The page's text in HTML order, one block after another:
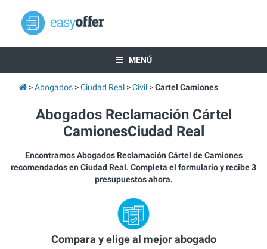
MENÚ
Abogados Ciudad Real Civil Cartel Camiones
Abogados Reclamación Cártel
CamionesCiudad Real
Encontramos Abogados Reclamación Cártel de Camiones
recomendados en Ciudad Real. Completa el formulario y recibe 3
presupuestos ahora.
Compara y elige al mejor abogado